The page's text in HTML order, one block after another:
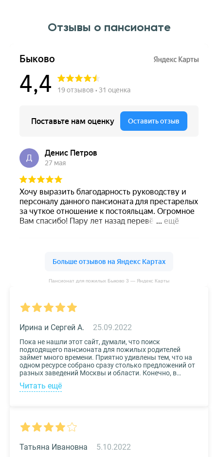
Отзывы о пансионате
Пансионат для пожилых Быково 3 — Яндекс Карты
25.09.2022
Ирина и Сергей А.
Пока не нашли этот сайт, думали, что поиск
подходящего пансионата для пожилых родителей
займет много времени. Приятно удивлены тем, что на
одном ресурсе собрано сразу столько предложений от
разных заведений Москвы и области. Конечно, в
приоритете был выбор по месту расположения –
хотелось бы, чтоб пансионат находился недалеко от
подробная, что определиться на наиболее подходящем
сервис!
Читать ещё
5.10.2022
Татьяна Ивановна